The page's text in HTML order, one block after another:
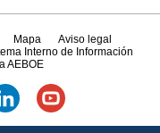
Mapa
Aviso legal
Interno de Información
AEBOE